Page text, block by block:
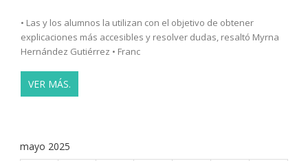
• Las y los alumnos la utilizan con el objetivo de obtener
explicaciones más accesibles y resolver dudas, resaltó Myrna
Hernández Gutiérrez • Franc
VER MÁS.
mayo 2025